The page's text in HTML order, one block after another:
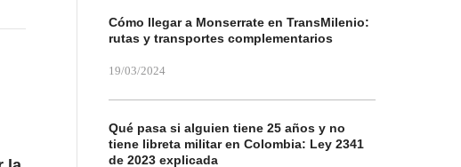
Cómo llegar a Monserrate en TransMilenio:
rutas y transportes complementarios
19/03/2024
Qué pasa si alguien tiene 25 años y no
tiene libreta militar en Colombia: Ley 2341
de 2023 explicada